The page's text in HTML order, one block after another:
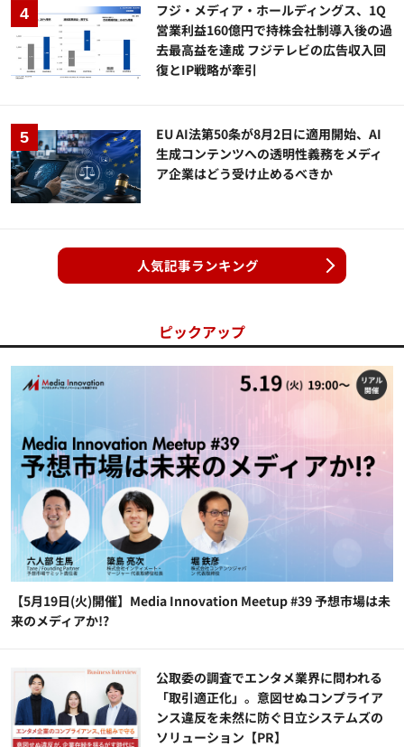
フジ・メディア・ホールディングス、1Q
営業利益160億円で持株会社制導入後の過
去最高益を達成 フジテレビの広告収入回
復とIP戦略が牽引
EU AI法第50条が8月2日に適用開始、AI
生成コンテンツへの透明性義務をメディ
ア企業はどう受け止めるべきか
人気記事ランキング
ピックアップ
【5月19日(火)開催】Media Innovation Meetup #39 予想市場は未
来のメディアか!?
公​​取委の調査でエンタメ業界に問われる
「取引適正化」。意図せぬコンプライア
ンス違反を未然に防ぐ日立システムズの
ソリューション​【PR】